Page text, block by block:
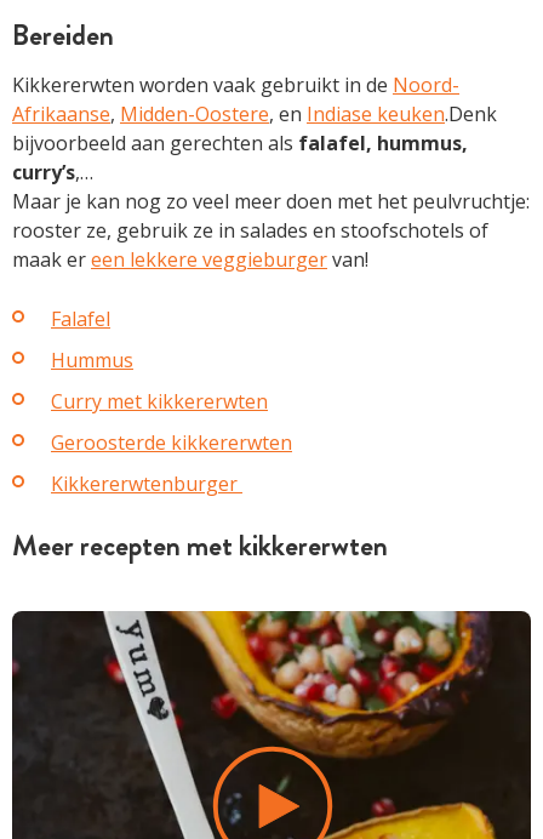
Bereiden
Kikkererwten worden vaak gebruikt in de Noord-
Afrikaanse, Midden-Oostere, en Indiase keuken.Denk
bijvoorbeeld aan gerechten als falafel, hummus,
curry’s,…
Maar je kan nog zo veel meer doen met het peulvruchtje:
rooster ze, gebruik ze in salades en stoofschotels of
maak ereen lekkere veggieburgervan!
Falafel
Hummus
Curry met kikkererwten
Geroosterde kikkererwten
Kikkererwtenburger
Meer recepten met kikkererwten